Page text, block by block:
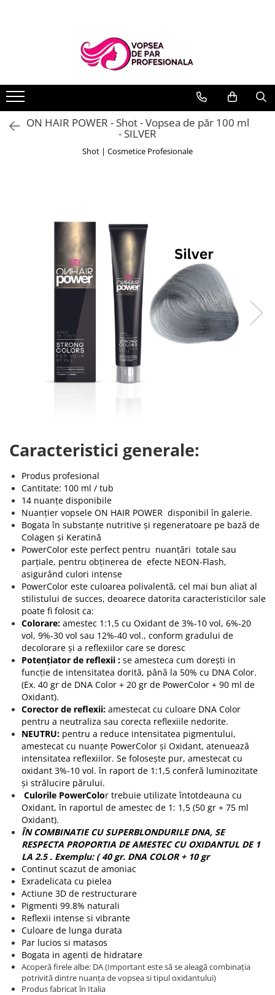
SHOT
ON HAIR POWER - Shot - Vopsea de păr 100 ml
- SILVER
Shot | Cosmetice Profesionale
Caracteristici generale:
Produs profesional
Cantitate: 100 ml / tub
14 nuanțe disponibile
Nuanțier vopsele ON HAIR POWER disponibil în galerie.
Bogata în substanțe nutritive și regeneratoare pe bază de
Colagen și Keratină
PowerColor este perfect pentru nuanțări totale sau
parțiale, pentru obținerea de efecte NEON-Flash,
asigurând culori intense
PowerColor este culoarea polivalentă, cel mai bun aliat al
stilistului de succes, deoarece datorita caracteristicilor sale
poate fi folosit ca:
Colorare: amestec 1:1,5 cu Oxidant de 3%-10 vol, 6%-20
vol, 9%-30 vol sau 12%-40 vol., conform gradului de
decolorare și a reflexiilor care se doresc
Potențiator de reflexii : se amesteca cum dorești in
funcție de intensitatea dorită, până la 50% cu DNA Color.
(Ex. 40 gr de DNA Color + 20 gr de PowerColor + 90 ml de
Oxidant).
Corector de reflexii: amestecat cu culoare DNA Color
pentru a neutraliza sau corecta reflexiile nedorite.
NEUTRU: pentru a reduce intensitatea pigmentului,
amestecat cu nuanțe PowerColor și Oxidant, atenuează
intensitatea reflexiilor. Se folosește pur, amestecat cu
oxidant 3%-10 vol. în raport de 1:1,5 conferă luminozitate
și strălucire părului.
Culorile PowerColor trebuie utilizate întotdeauna cu
Oxidant, în raportul de amestec de 1: 1,5 (50 gr + 75 ml
Oxidant).
ÎN COMBINATIE CU SUPERBLONDURILE DNA, SE
RESPECTA PROPORTIA DE AMESTEC CU OXIDANTUL DE 1
LA 2.5 . Exemplu: ( 40 gr. DNA COLOR + 10 gr
Continut scazut de amoniac
Exradelicata cu pielea
Actiune 3D de restructurare
Pigmenti 99.8% naturali
Reflexii intense si vibrante
Culoare de lunga durata
Par lucios si matasos
Bogata in agenti de hidratare
Acoperă firele albe: DA (Important este să se aleagă combinația
potrivită dintre nuanța de vopsea si tipul oxidantului)
Produs fabricat în Italia